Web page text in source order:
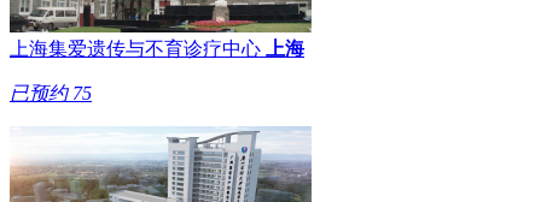
上海集爱遗传与不育诊疗中心 上海
已预约 75